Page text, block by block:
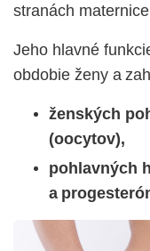
stranách
Jeho hlavné
obdobie ženy a
ženských
(oocytov),
pohlavných
a